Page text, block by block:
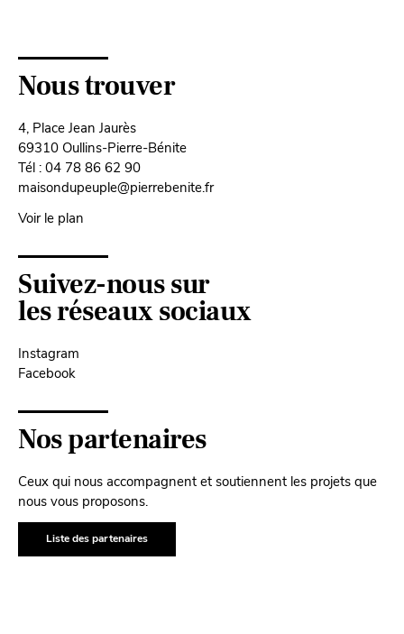
Nous trouver
4, Place Jean Jaurès
69310 Oullins-Pierre-Bénite
Tél : 04 78 86 62 90
maisondupeuple@pierrebenite.fr
Voir le plan
Suivez-nous sur
les réseaux sociaux
Instagram
Facebook
Nos partenaires
Ceux qui nous accompagnent et soutiennent les projets que
nous vous proposons.
Liste des partenaires